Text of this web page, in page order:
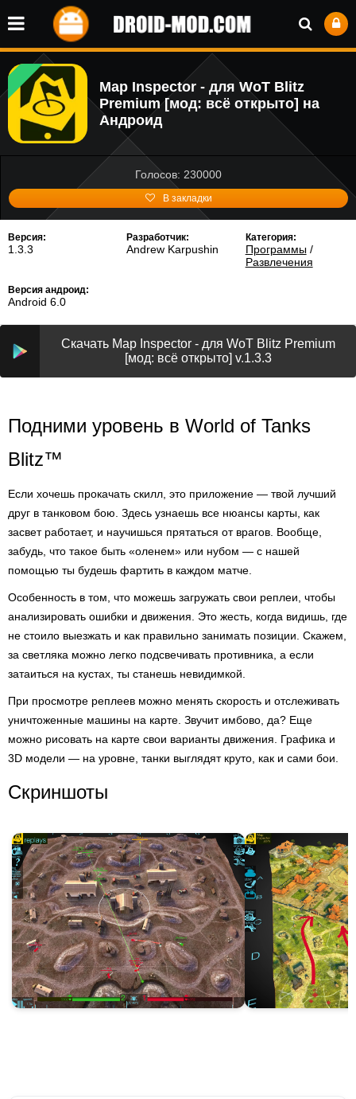
Map Inspector - для WoT Blitz
Premium [мод: всё открыто] на
Андроид
Голосов: 230000
В закладки
Версия:
1.3.3
Разработчик:
Andrew Karpushin
Категория:
Программы/
Развлечения
Версия андроид:
Android 6.0
Скачать Map Inspector - для WoT Blitz Premium
[мод: всё открыто] v.1.3.3
Подними уровень в World of Tanks
Blitz™
Если хочешь прокачать скилл, это приложение — твой лучший
друг в танковом бою. Здесь узнаешь все нюансы карты, как
засвет работает, и научишься прятаться от врагов. Вообще,
забудь, что такое быть «оленем» или нубом — с нашей
помощью ты будешь фартить в каждом матче.
Особенность в том, что можешь загружать свои реплеи, чтобы
анализировать ошибки и движения. Это жесть, когда видишь, где
не стоило выезжать и как правильно занимать позиции. Скажем,
за светляка можно легко подсвечивать противника, а если
затаиться на кустах, ты станешь невидимкой.
При просмотре реплеев можно менять скорость и отслеживать
уничтоженные машины на карте. Звучит имбово, да? Еще
можно рисовать на карте свои варианты движения. Графика и
3D модели — на уровне, танки выглядят круто, как и сами бои.
Скриншоты